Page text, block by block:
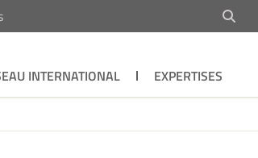
INTERNATIONAL
EXPERTISES